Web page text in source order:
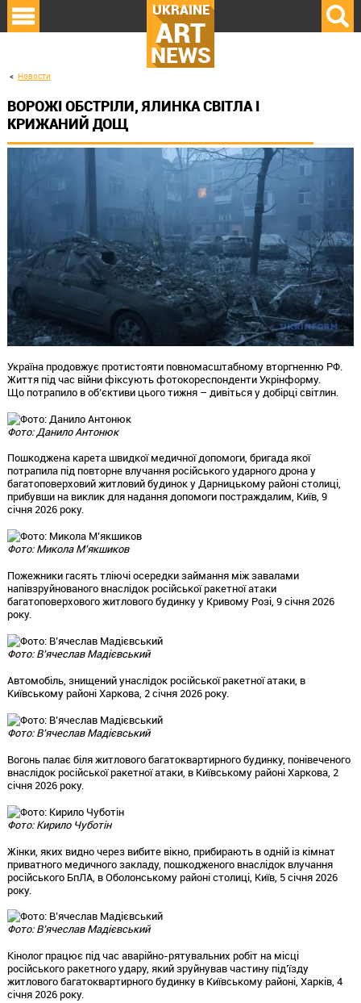
UKRAINE
ART
NEWS
Новости
ВОРОЖІ ОБСТРІЛИ, ЯЛИНКА СВІТЛА І
КРИЖАНИЙ ДОЩ
Україна продовжує протистояти повномасштабному вторгненню РФ.
Життя під час війни фіксують фотокореспонденти Укрінформу.
Що потрапило в об’єктиви цього тижня – дивіться у добірці світлин.
Фото: Данило Антонюк
Пошкоджена карета швидкої медичної допомоги, бригада якої
потрапила під повторне влучання російського ударного дрона у
багатоповерховий житловий будинок у Дарницькому районі столиці,
прибувши на виклик для надання допомоги постраждалим, Київ, 9
січня 2026 року.
Фото: Микола М’якшиков
Пожежники гасять тліючі осередки займання між завалами
напівзруйнованого внаслідок російської ракетної атаки
багатоповерхового житлового будинку у Кривому Розі, 9 січня 2026
року.
Фото: В’ячеслав Мадієвський
Автомобіль, знищений унаслідок російської ракетної атаки, в
Київському районі Харкова, 2 січня 2026 року.
Фото: В’ячеслав Мадієвський
Вогонь палає біля житлового багатоквартирного будинку, понівеченого
внаслідок російської ракетної атаки, в Київському районі Харкова, 2
січня 2026 року.
Фото: Кирило Чуботін
Жінки, яких видно через вибите вікно, прибирають в одній із кімнат
приватного медичного закладу, пошкодженого внаслідок влучання
російського БпЛА, в Оболонському районі столиці, Київ, 5 січня 2026
року.
Фото: В’ячеслав Мадієвський
Кінолог працює під час аварійно-рятувальних робіт на місці
російського ракетного удару, який зруйнував частину під’їзду
житлового багатоквартирного будинку в Київському районі, Харків, 4
січня 2026 року.